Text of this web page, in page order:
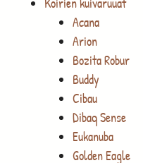
Acana
Arion
Bozita Robur
Buddy
Cibau
Dibaq Sense
Eukanuba
Golden Eagle